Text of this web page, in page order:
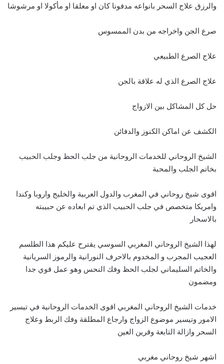
والرزق علاج السحر بانواعه مدفونا كان او معلقا او مأكولا او مرشوشا
صرع الجن واخراجه من بدن الممسوس
علاج الصرع الطبيعي
علاج الصرع الذي له علاقة بالجن
حل كل المشاكل بين الازواج
الكشف عن اماكن الكنوز والدفائن
الشيخ الروحاني للخدمات الروحانية من جلب الحظ وجلب الحبيب
بخاتم الجلب والمحبة
اقوى شيخ روحاني في المغرب والدول العربية والخليج واروبا وكندا
وامريكا متخصص في جلب الحبيب الذي تم ابعاده عن حبيبته
بالاسحار
لهذا الشيخ الروحاني المغربي السوسي يقترح عليكم هذا الطلسم
العجيب المجرب و المخدوم بالاحرف النورانية والرموز السريانية
والخاتم السليماني لجلب الحظ وفك النحس وهو عمل قوي جدا
ومضمون
خدمات الشيخ الروحاني المغربي اقوى الخدمات الروحانية في تيسير
الامور وتيسير موضوع الزواج وارجاع المطلقة وفك الربط وعلاج
السحر وازالة التابعة وقرين العين
اشهر شيخ روحاني مغربي